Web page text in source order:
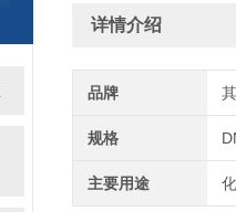
详情介绍
品牌
规格
主要用途